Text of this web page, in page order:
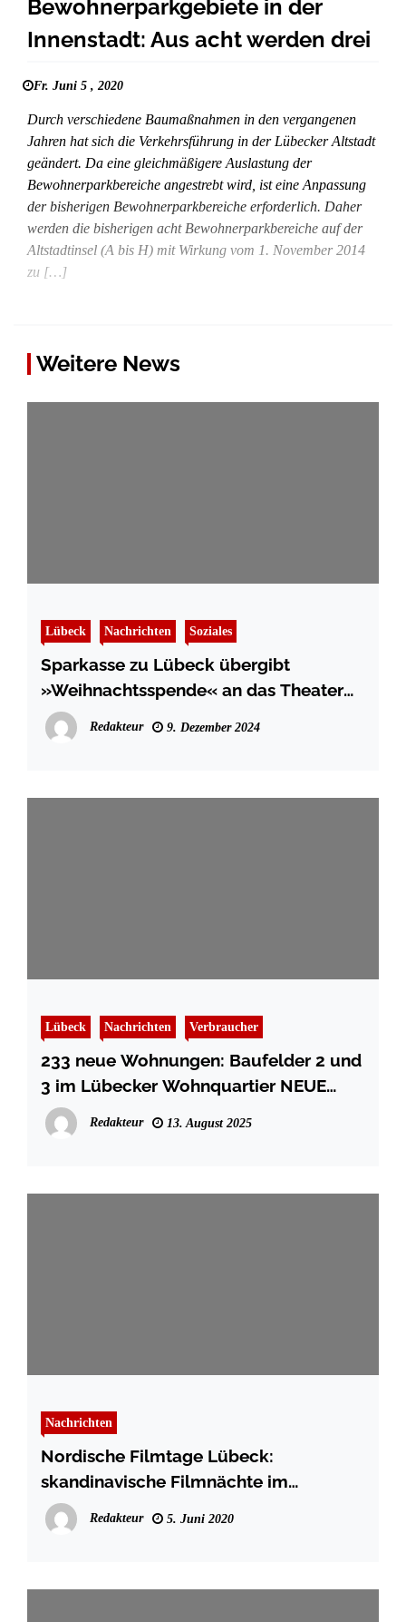
Bewohnerparkgebiete in der
Innenstadt: Aus acht werden drei
Fr. Juni 5 , 2020
Durch verschiedene Baumaßnahmen in den vergangenen
Jahren hat sich die Verkehrsführung in der Lübecker Altstadt
geändert. Da eine gleichmäßigere Auslastung der
Bewohnerparkbereiche angestrebt wird, ist eine Anpassung
der bisherigen Bewohnerparkbereiche erforderlich. Daher
werden die bisherigen acht Bewohnerparkbereiche auf der
Altstadtinsel (A bis H) mit Wirkung vom 1. November 2014
zu […]
Weitere News
Lübeck Nachrichten Soziales
Sparkasse zu Lübeck übergibt
»Weihnachtsspende« an das Theater
Lübeck
Redakteur 9. Dezember 2024
Lübeck Nachrichten Verbraucher
233 neue Wohnungen: Baufelder 2 und
3 im Lübecker Wohnquartier NEUE
MEILE sind vollvermietet
Redakteur 13. August 2025
Nachrichten
Nordische Filmtage Lübeck:
skandinavische Filmnächte im
Fernsehen
Redakteur 5. Juni 2020